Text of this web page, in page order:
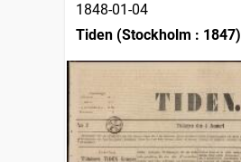
1848-01-04
Tiden (Stockholm : 1847)